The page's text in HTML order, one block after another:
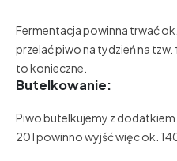
Fermentacja powinna trwać
przelać piwo na tydzień na
to konieczne.
Butelkowanie:
Piwo butelkujemy z dodatkiem
20 l powinno wyjść więc ok.